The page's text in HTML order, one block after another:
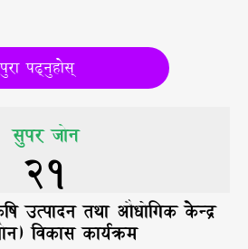
पढ्नुहोस्
सुपर जोन
21
उत्पादन तथा औधोगिक केन्द्र
विकास कार्यक्रम